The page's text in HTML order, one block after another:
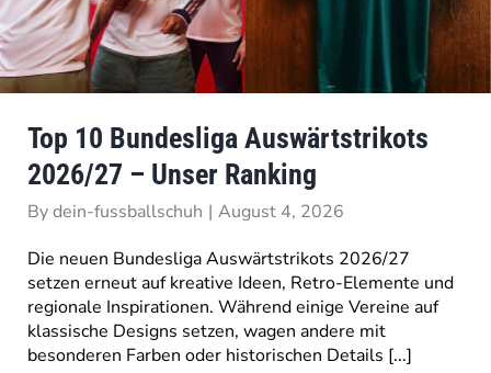
Top 10 Bundesliga Auswärtstrikots
2026/27 – Unser Ranking
Bydein-fussballschuh | August 4, 2026
Die neuen Bundesliga Auswärtstrikots 2026/27
setzen erneut auf kreative Ideen, Retro-Elemente und
regionale Inspirationen. Während einige Vereine auf
klassische Designs setzen, wagen andere mit
besonderen Farben oder historischen Details [...]